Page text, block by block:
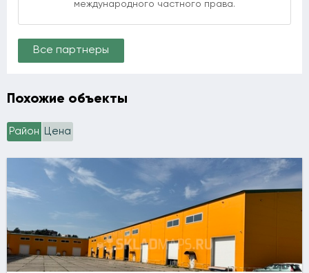
международного частного права.
Все партнеры
Похожие объекты
Район Цена